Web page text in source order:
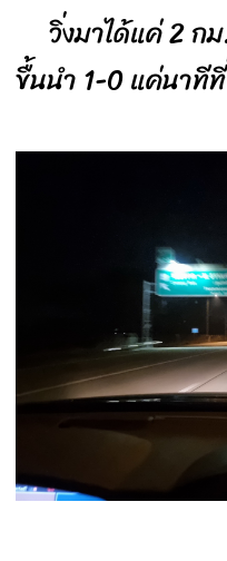
วิ่งมาได้แค่ 2 ก
ขื้นนำ 1-0 แค่นาที